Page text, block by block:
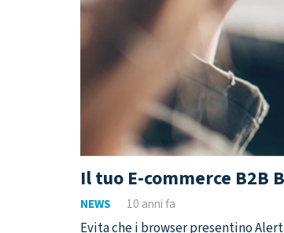
Il tuo E-commerce B2B
NEWS 10 anni fa
Evita che i browser presentino